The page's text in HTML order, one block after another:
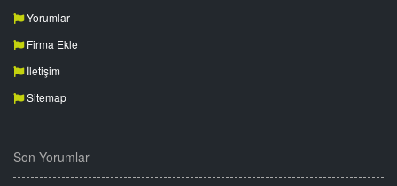
Yorumlar
Firma Ekle
İletişim
Sitemap
Son Yorumlar